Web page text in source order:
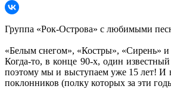
Группа «Рок-Острова» с любимыми
«Белым снегом», «Костры», «Сирень»
Когда-то, в конце 90-х, один
поэтому мы и выступаем уже 15 лет! И
поклонников (полку которых за эти